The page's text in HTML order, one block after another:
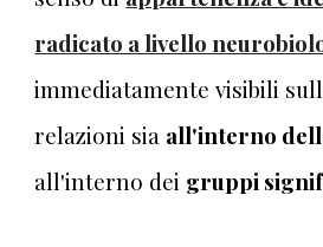
radicato a livello
immediatamente visibili sull
relazioni sia all'interno
all'interno dei gruppi